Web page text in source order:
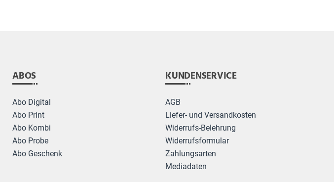
ABOS
Abo Digital
Abo Print
Abo Kombi
Abo Probe
Abo Geschenk
KUNDENSERVICE
AGB
Liefer- und Versandkosten
Widerrufs-Belehrung
Widerrufsformular
Zahlungsarten
Mediadaten